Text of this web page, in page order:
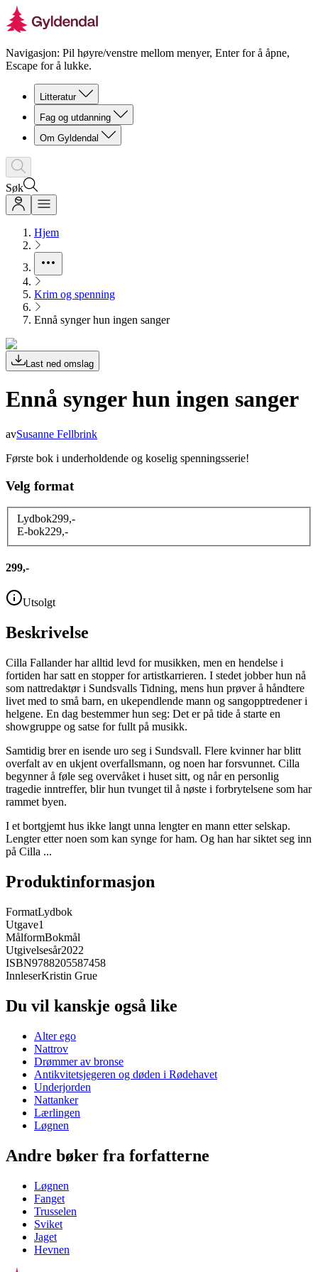
Navigasjon: Pil høyre/venstre mellom menyer, Enter for å åpne,
Escape for å lukke.
Litteratur
Fag og utdanning
Om Gyldendal
Søk
Hjem
Krim og spenning
Ennå synger hun ingen sanger
Last ned omslag
Ennå synger hun ingen sanger
avSusanne Fellbrink
Første bok i underholdende og koselig spenningsserie!
Velg format
Lydbok299,-
E-bok229,-
299,-
Utsolgt
Beskrivelse
Cilla Fallander har alltid levd for musikken, men en hendelse i
fortiden har satt en stopper for artistkarrieren. I stedet jobber hun nå
som nattredaktør i Sundsvalls Tidning, mens hun prøver å håndtere
livet med to små barn, en ukependlende mann og sangopptredener i
helgene. En dag bestemmer hun seg: Det er på tide å starte en
showgruppe og satse for fullt på musikk.
Samtidig brer en isende uro seg i Sundsvall. Flere kvinner har blitt
overfalt av en ukjent overfallsmann, og noen har forsvunnet. Cilla
begynner å føle seg overvåket i huset sitt, og når en personlig
tragedie inntreffer, blir hun tvunget til å nøste i forbrytelsene som har
rammet byen.
I et bortgjemt hus ikke langt unna lengter en mann etter selskap.
Lengter etter noen som kan synge for ham. Og han har siktet seg inn
på Cilla ...
Produktinformasjon
FormatLydbok
Utgave1
MålformBokmål
Utgivelsesår2022
ISBN9788205587458
InnleserKristin Grue
Du vil kanskje også like
Alter ego
Nattrov
Drømmer av bronse
Antikvitetsjegeren og døden i Rødehavet
Underjorden
Nattanker
Lærlingen
Løgnen
Andre bøker fra forfatterne
Løgnen
Fanget
Trusselen
Sviket
Jaget
Hevnen